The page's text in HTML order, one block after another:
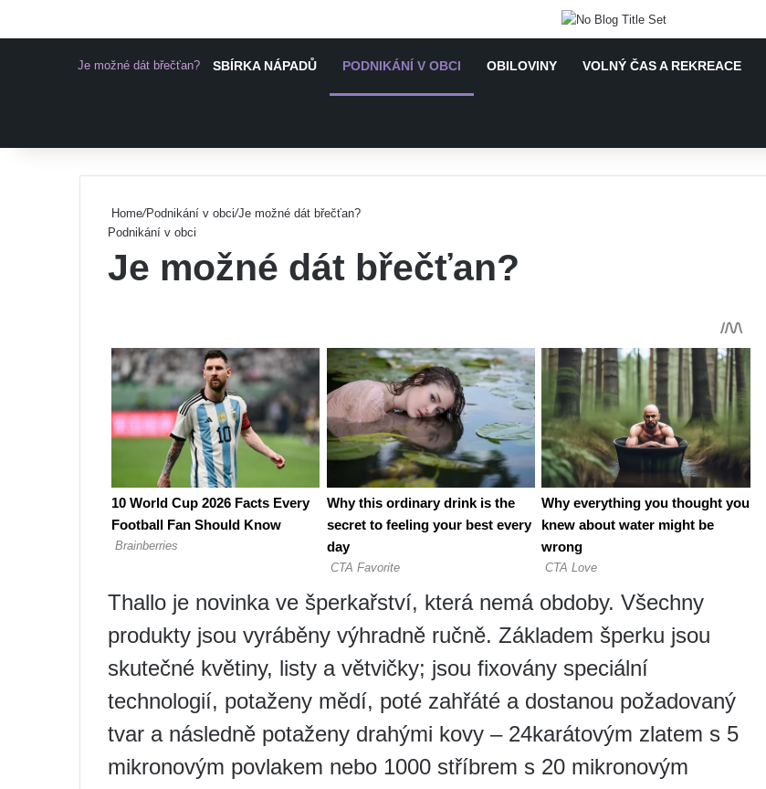
Je možné dát břečťan? SBÍRKA NÁPADŮ PODNIKÁNÍ V OBCI OBILOVINY VOLNÝ ČAS A REKREACE
Home/Podnikání v obci/Je možné dát břečťan?
Podnikání v obci
Je možné dát břečťan?
Thallo je novinka ve šperkařství, která nemá obdoby. Všechny
produkty jsou vyráběny výhradně ručně. Základem šperku jsou
skutečné květiny, listy a větvičky; jsou fixovány speciální
technologií, potaženy mědí, poté zahřáté a dostanou požadovaný
tvar a následně potaženy drahými kovy – 24karátovým zlatem s 5
mikronovým povlakem nebo 1000 stříbrem s 20 mikronovým